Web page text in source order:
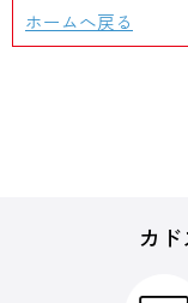
ホームへ戻る
カ